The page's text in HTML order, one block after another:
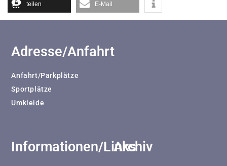
teilen E-Mail
Adresse/Anfahrt
Anfahrt/Parkplätze
Sportplätze
Umkleide
Informationen/Links
Archiv